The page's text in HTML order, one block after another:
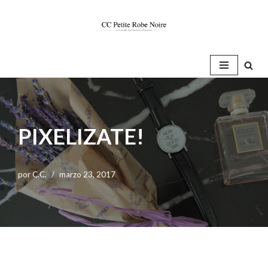
PIXELIZATE!
porC.C. marzo 23, 2017